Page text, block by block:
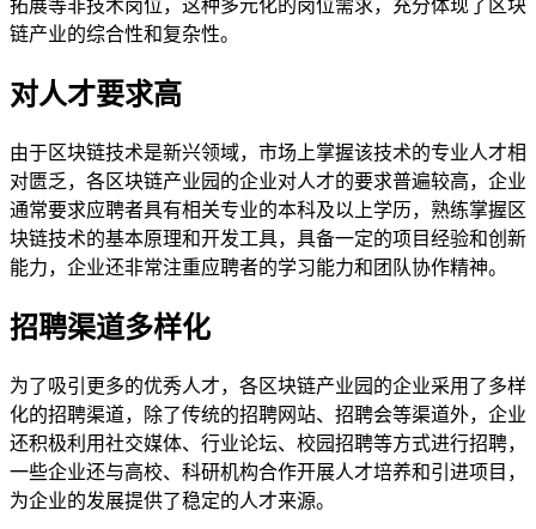
拓展等非技术岗位，这种多元化的岗位需求，充分体现了区块
链产业的综合性和复杂性。
对人才要求高
由于区块链技术是新兴领域，市场上掌握该技术的专业人才相
对匮乏，各区块链产业园的企业对人才的要求普遍较高，企业
通常要求应聘者具有相关专业的本科及以上学历，熟练掌握区
块链技术的基本原理和开发工具，具备一定的项目经验和创新
能力，企业还非常注重应聘者的学习能力和团队协作精神。
招聘渠道多样化
为了吸引更多的优秀人才，各区块链产业园的企业采用了多样
化的招聘渠道，除了传统的招聘网站、招聘会等渠道外，企业
还积极利用社交媒体、行业论坛、校园招聘等方式进行招聘，
一些企业还与高校、科研机构合作开展人才培养和引进项目，
为企业的发展提供了稳定的人才来源。